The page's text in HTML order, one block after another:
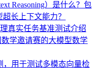
Reasoning）是什么？包
长上下文能力？
真实任务基准测试介绍
学邀请赛的大模型数学
用于测试多模态向量检